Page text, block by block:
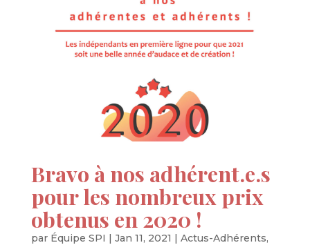
Bravo à nos adhérent.e.s
pour les nombreux prix
obtenus en 2020 !
par Équipe SPI | Jan 11, 2021 | Actus-Adhérents,